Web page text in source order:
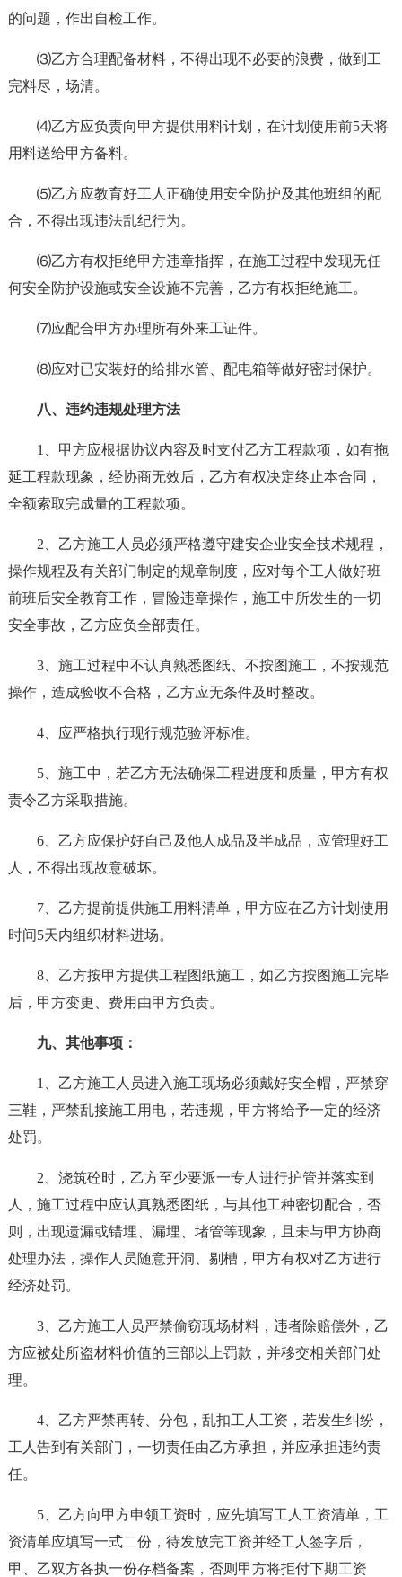
的问题，作出自检工作。
⑶乙方合理配备材料，不得出现不必要的浪费，做到工
完料尽，场清。
⑷乙方应负责向甲方提供用料计划，在计划使用前5天将
用料送给甲方备料。
⑸乙方应教育好工人正确使用安全防护及其他班组的配
合，不得出现违法乱纪行为。
⑹乙方有权拒绝甲方违章指挥，在施工过程中发现无任
何安全防护设施或安全设施不完善，乙方有权拒绝施工。
⑺应配合甲方办理所有外来工证件。
⑻应对已安装好的给排水管、配电箱等做好密封保护。
八、违约违规处理方法
1、甲方应根据协议内容及时支付乙方工程款项，如有拖
延工程款现象，经协商无效后，乙方有权决定终止本合同，
全额索取完成量的工程款项。
2、乙方施工人员必须严格遵守建安企业安全技术规程，
操作规程及有关部门制定的规章制度，应对每个工人做好班
前班后安全教育工作，冒险违章操作，施工中所发生的一切
安全事故，乙方应负全部责任。
3、施工过程中不认真熟悉图纸、不按图施工，不按规范
操作，造成验收不合格，乙方应无条件及时整改。
4、应严格执行现行规范验评标准。
5、施工中，若乙方无法确保工程进度和质量，甲方有权
责令乙方采取措施。
6、乙方应保护好自己及他人成品及半成品，应管理好工
人，不得出现故意破坏。
7、乙方提前提供施工用料清单，甲方应在乙方计划使用
时间5天内组织材料进场。
8、乙方按甲方提供工程图纸施工，如乙方按图施工完毕
后，甲方变更、费用由甲方负责。
九、其他事项：
1、乙方施工人员进入施工现场必须戴好安全帽，严禁穿
三鞋，严禁乱接施工用电，若违规，甲方将给予一定的经济
处罚。
2、浇筑砼时，乙方至少要派一专人进行护管并落实到
人，施工过程中应认真熟悉图纸，与其他工种密切配合，否
则，出现遗漏或错埋、漏埋、堵管等现象，且未与甲方协商
处理办法，操作人员随意开洞、剔槽，甲方有权对乙方进行
经济处罚。
3、乙方施工人员严禁偷窃现场材料，违者除赔偿外，乙
方应被处所盗材料价值的三部以上罚款，并移交相关部门处
理。
4、乙方严禁再转、分包，乱扣工人工资，若发生纠纷，
工人告到有关部门，一切责任由乙方承担，并应承担违约责
任。
5、乙方向甲方申领工资时，应先填写工人工资清单，工
资清单应填写一式二份，待发放完工资并经工人签字后，
甲、乙双方各执一份存档备案，否则甲方将拒付下期工资